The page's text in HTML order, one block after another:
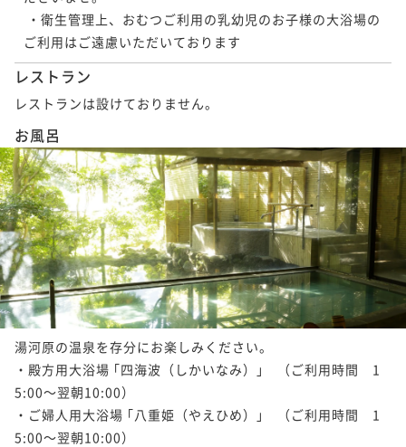
レストラン
レストランは設けておりません。
お風呂
湯河原の温泉を存分にお楽しみください。
・殿方用大浴場 ｢四海波（しかいなみ）｣　（ご利用時間　1
5:00～翌朝10:00）
・ご婦人用大浴場 ｢八重姫（やえひめ）｣　（ご利用時間　1
5:00～翌朝10:00）